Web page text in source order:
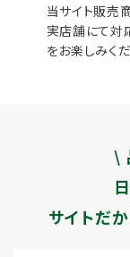
当サイト販売
実店舗にて対
をお楽しみくだ
\
サイトだ